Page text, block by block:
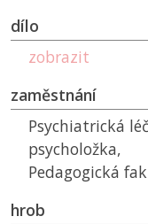
dílo
zobrazit
zaměstnání
Psychiatrická
psycholožka,
Pedagogická
hrob